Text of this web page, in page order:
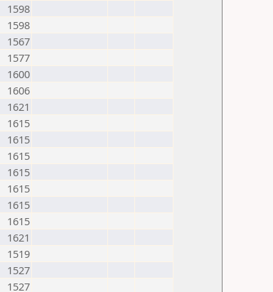
1598
1598
1567
1577
1600
1606
1621
1615
1615
1615
1615
1615
1615
1615
1621
1519
1527
1527